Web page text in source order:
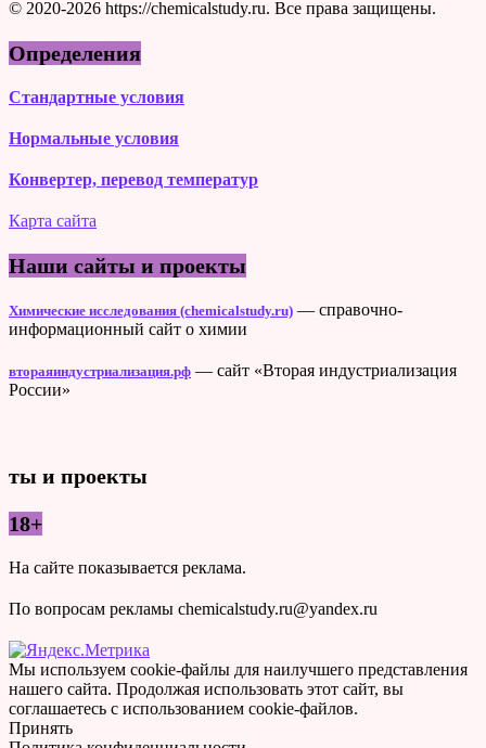
© 2020-2026 https://chemicalstudy.ru. Все права защищены.
Определения
Стандартные условия
Нормальные условия
Конвертер, перевод температур
Карта сайта
Наши сайты и проекты
Химические исследования (chemicalstudy.ru) — справочно-
информационный сайт о химии
втораяиндустриализация.рф — сайт «Вторая индустриализация
России»
ты и проекты
18+
На сайте показывается реклама.
По вопросам рекламы chemicalstudy.ru@yandex.ru
Мы используем cookie-файлы для наилучшего представления
нашего сайта. Продолжая использовать этот сайт, вы
соглашаетесь с использованием cookie-файлов.
Принять